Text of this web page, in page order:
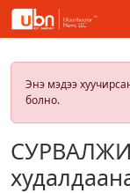
Энэ мэдээ
болно.